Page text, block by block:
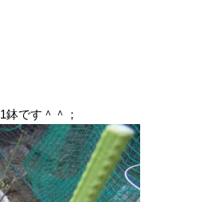
です＾＾；